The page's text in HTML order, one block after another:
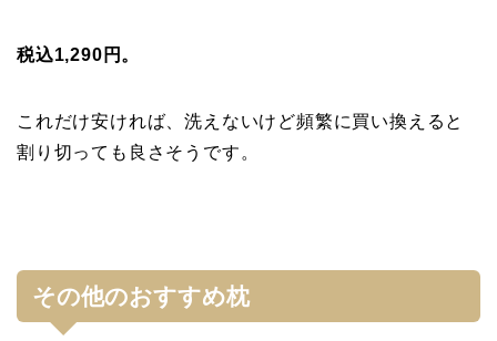
税込1,290円。
これだけ安ければ、洗えないけど頻繁に買い換えると
割り切っても良さそうです。
その他のおすすめ枕